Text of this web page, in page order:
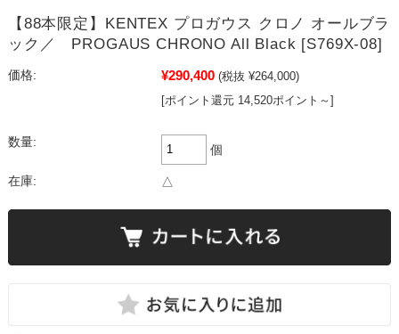
【88本限定】KENTEX プロガウス クロノ オールブラ
ック／ PROGAUS CHRONO All Black [S769X-08]
価格: ¥290,400 (税抜 ¥264,000)
[ポイント還元 14,520ポイント～]
数量:
個
在庫: △